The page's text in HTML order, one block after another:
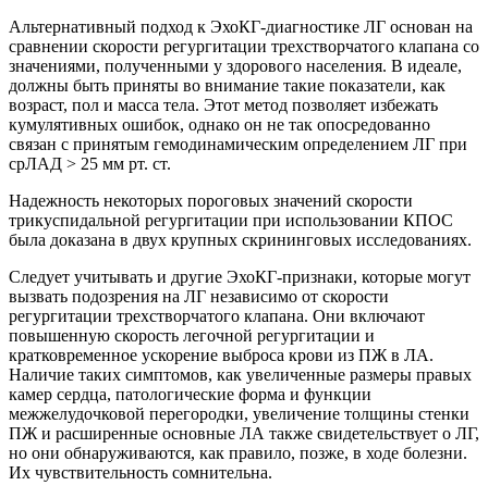
Альтернативный подход к ЭхоКГ-диагностике ЛГ основан на
сравнении скорости регургитации трехстворчатого клапана со
значениями, полученными у здорового населения. В идеале,
должны быть приняты во внимание такие показатели, как
возраст, пол и масса тела. Этот метод позволяет избежать
кумулятивных ошибок, однако он не так опосредованно
связан с принятым гемодинамическим определением ЛГ при
срЛАД > 25 мм рт. ст.
Надежность некоторых пороговых значений скорости
трикуспидальной регургитации при использовании КПОС
была доказана в двух крупных скрининговых исследованиях.
Следует учитывать и другие ЭхоКГ-признаки, которые могут
вызвать подозрения на ЛГ независимо от скорости
регургитации трехстворчатого клапана. Они включают
повышенную скорость легочной регургитации и
кратковременное ускорение выброса крови из ПЖ в ЛА.
Наличие таких симптомов, как увеличенные размеры правых
камер сердца, патологические форма и функции
межжелудочковой перегородки, увеличение толщины стенки
ПЖ и расширенные основные ЛА также свидетельствует о ЛГ,
но они обнаруживаются, как правило, позже, в ходе болезни.
Их чувствительность сомнительна.